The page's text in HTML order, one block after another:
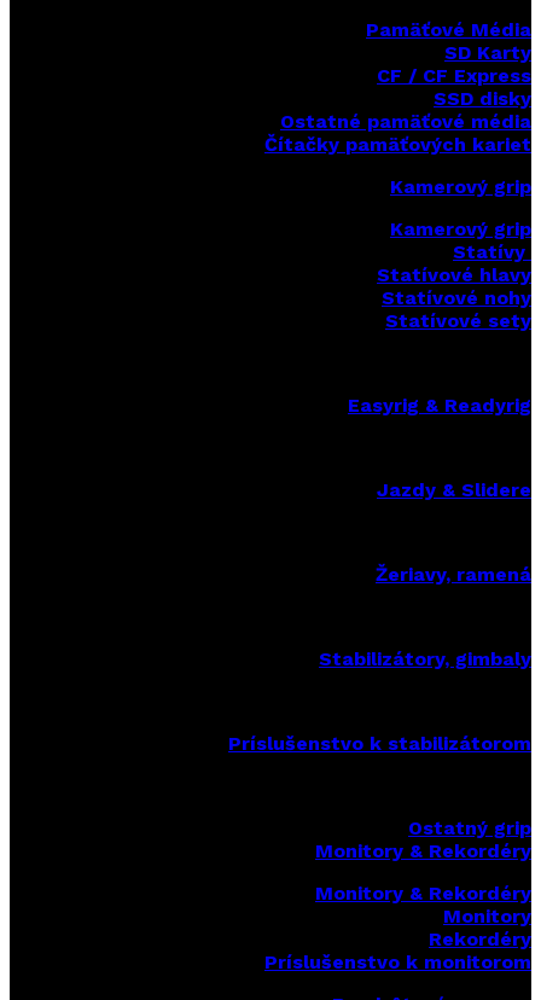
Pamäťové Média
SD Karty
CF / CF Express
SSD disky
Ostatné pamäťové média
Čítačky pamäťových kariet
Kamerový grip
Kamerový grip
Statívy
Statívové hlavy
Statívové nohy
Statívové sety
Easyrig & Readyrig
Jazdy & Slidere
Žeriavy, ramená
Stabilizátory, gimbaly
Príslušenstvo k stabilizátorom
Ostatný grip
Monitory & Rekordéry
Monitory & Rekordéry
Monitory
Rekordéry
Príslušenstvo k monitorom